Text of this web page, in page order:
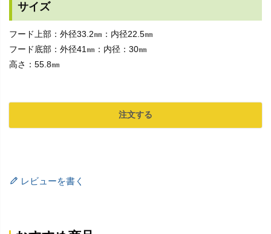
サイズ
フード上部：外径33.2㎜：内径22.5㎜
フード底部：外径41㎜：内径：30㎜
高さ：55.8㎜
注文する
レビューを書く